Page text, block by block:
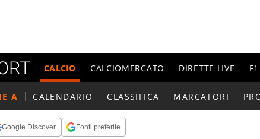
CALCIO CALCIOMERCATO DIRETTE LIVE F1
A CALENDARIO CLASSIFICA MARCATORI
Google Discover Fonti preferite